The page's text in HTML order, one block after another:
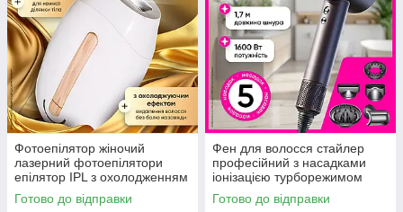
Фотоепілятор жіночий
лазерний фотоепілятори
епілятор IPL з охолодженням
Готово до відправки
Фен для волосся стайлер
професійний з насадками
іонізацією турборежимом
автовідключенням 5в1
Готово до відправки